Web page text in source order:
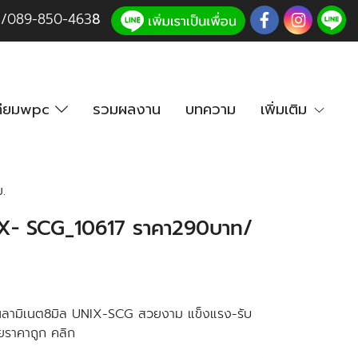
/089-850-4638
ยมwpc รวมผลงาน บทความ เพิ่มเติม
SCG_10617 ราคา290บาท/
มิเนต8มิล UNIX-SCG สวยงาม แข็งแรง-รับ
าคาถูก คลิก